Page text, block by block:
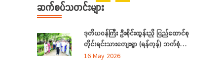
ဆက်စပ်သတင်းများ
ဒုတိယဝန်ကြီး ဦးစိုင်းထွန်းညို ပြည်ထောင်စု
တိုင်းရင်းသားကျေးရွာ (ရန်ကုန်) ဘက်စုံ
အဆင့် မြှင့်တင်ရေး ကြည့်ရှုစစ်ဆေး
16 May 2026